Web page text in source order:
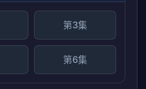
第3集
第6集